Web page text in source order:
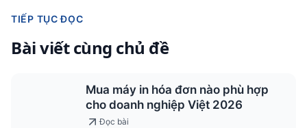
TIẾP TỤC ĐỌC
Bài viết cùng chủ đề
Mua máy in hóa đơn nào phù hợp
cho doanh nghiệp Việt 2026
Đọc bài